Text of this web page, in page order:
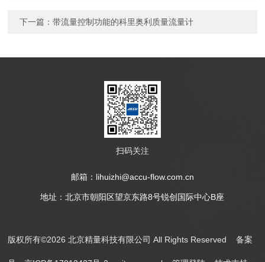
下一篇：带流量控制功能的科里奥利质量流量计
扫码关注
邮箱：lihuizhi@accu-flow.com.cn
地址：北京市朝阳区望京东路8号锐创国际中心B座
版权所有©2026 北京精量科技有限公司 All Rights Reserved备案